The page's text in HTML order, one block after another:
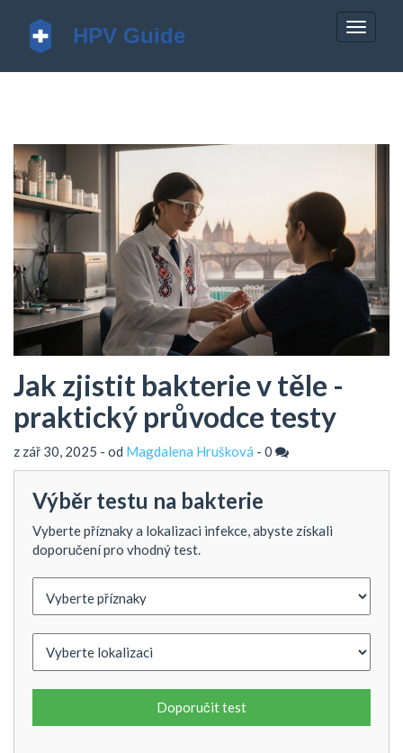
Jak zjistit bakterie v těle -
praktický průvodce testy
z zář 30, 2025 - od Magdalena Hrušková - 0
Výběr testu na bakterie
Vyberte příznaky a lokalizaci infekce, abyste získali
doporučení pro vhodný test.
Doporučit test